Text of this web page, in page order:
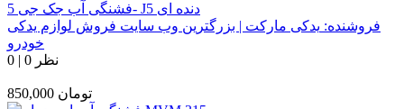
فشنگی آب جک جی 5- J5 دنده ای
فروشنده: یدکی مارکت | بزرگترین وب سایت فروش لوازم یدکی
خودرو
0 | 0 نظر
850,000 تومان